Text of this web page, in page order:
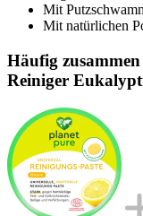
Mit
Mit natürlichen
Häufig
Reiniger